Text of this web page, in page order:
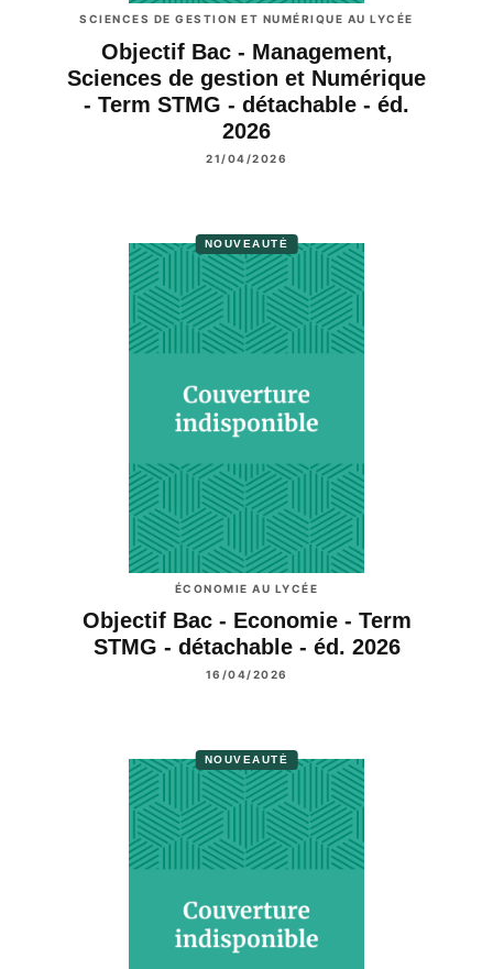
SCIENCES DE GESTION ET NUMÉRIQUE AU LYCÉE
Objectif Bac - Management,
Sciences de gestion et Numérique
- Term STMG - détachable - éd.
2026
21/04/2026
NOUVEAUTÉ
ÉCONOMIE AU LYCÉE
Objectif Bac - Economie - Term
STMG - détachable - éd. 2026
16/04/2026
NOUVEAUTÉ